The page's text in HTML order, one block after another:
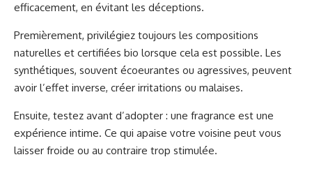
efficacement, en évitant les déceptions.
Premièrement, privilégiez toujours les compositions
naturelles et certifiées bio lorsque cela est possible. Les
synthétiques, souvent écoeurantes ou agressives, peuvent
avoir l’effet inverse, créer irritations ou malaises.
Ensuite, testez avant d’adopter : une fragrance est une
expérience intime. Ce qui apaise votre voisine peut vous
laisser froide ou au contraire trop stimulée.